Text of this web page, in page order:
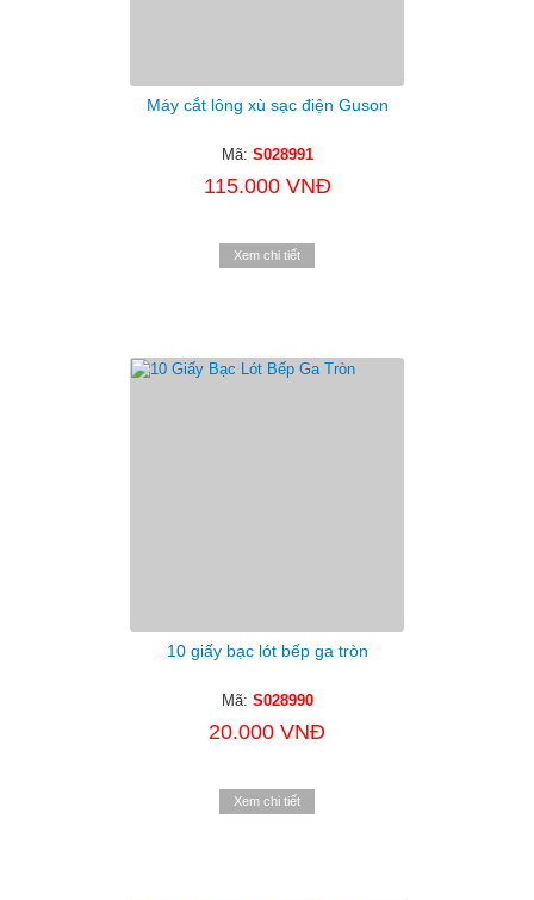
Máy cắt lông xù sạc điện Guson
Mã: S028991
115.000 VNĐ
Xem chi tiết
10 giấy bạc lót bếp ga tròn
Mã: S028990
20.000 VNĐ
Xem chi tiết